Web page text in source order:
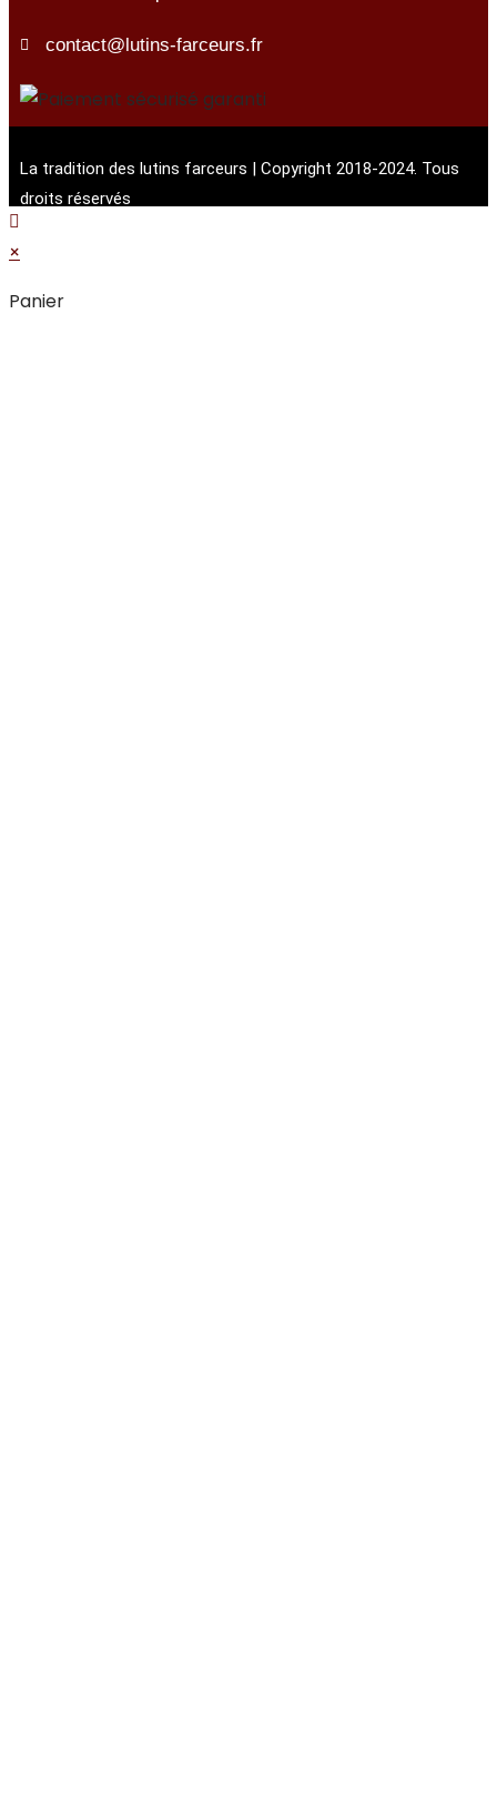
contact@lutins-farceurs.fr
La tradition des lutins farceurs | Copyright 2018-2024. Tous
droits réservés
×
Panier